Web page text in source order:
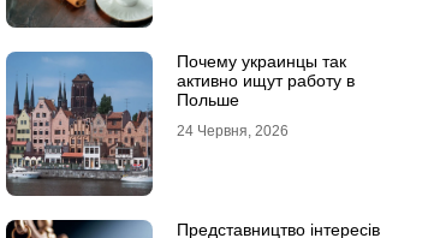
Почему украинцы так
активно ищут работу в
Польше
24 Червня, 2026
Представництво інтересів